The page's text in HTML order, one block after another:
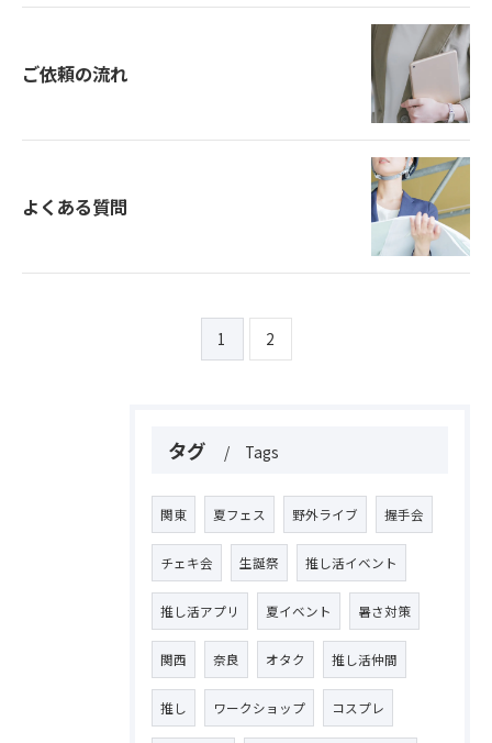
ご依頼の流れ
よくある質問
1 2
タグ Tags
関東 夏フェス 野外ライブ 握手会
チェキ会 生誕祭 推し活イベント
推し活アプリ 夏イベント 暑さ対策
関西 奈良 オタク 推し活仲間
推し ワークショップ コスプレ